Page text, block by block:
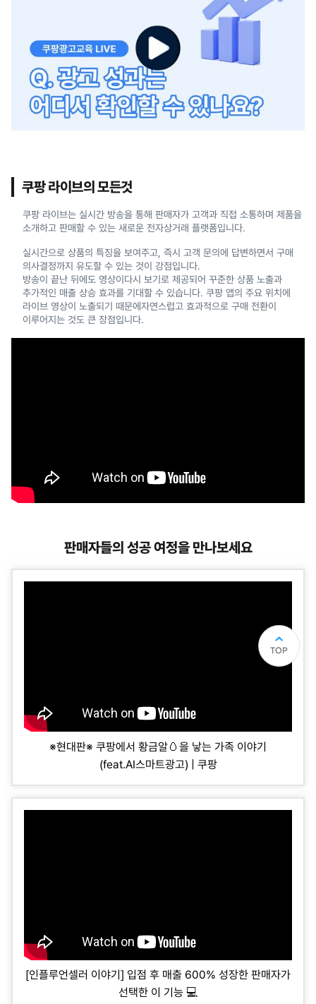
쿠팡 라이브의 모든것
쿠팡 라이브는 실시간 방송을 통해 판매자가 고객과 직접 소통하며 제품을
소개하고 판매할 수 있는 새로운 전자상거래 플랫폼입니다.
실시간으로 상품의 특징을 보여주고, 즉시 고객 문의에 답변하면서 구매
의사결정까지 유도할 수 있는 것이 강점입니다.
방송이 끝난 뒤에도 영상이다시 보기로 제공되어 꾸준한 상품 노출과
추가적인 매출 상승 효과를 기대할 수 있습니다. 쿠팡 앱의 주요 위치에
라이브 영상이 노출되기 때문에자연스럽고 효과적으로 구매 전환이
이루어지는 것도 큰 장점입니다.
판매자들의 성공 여정을 만나보세요
※현대판※ 쿠팡에서 황금알🥚을 낳는 가족 이야기
(feat.AI스마트광고) | 쿠팡
[인플루언셀러 이야기] 입점 후 매출 600% 성장한 판매자가
선택한 이 기능 💻